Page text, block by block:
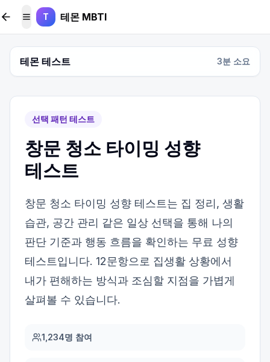
본문 바로가기
메뉴 토글
T 테몬 MBTI
테몬 테스트 3분 소요
선택 패턴 테스트
창문 청소 타이밍 성향
테스트
창문 청소 타이밍 성향 테스트는 집 정리, 생활
습관, 공간 관리 같은 일상 선택을 통해 나의
판단 기준과 행동 흐름을 확인하는 무료 성향
테스트입니다. 12문항으로 집생활 상황에서
내가 편해하는 방식과 조심할 지점을 가볍게
살펴볼 수 있습니다.
1,234명 참여